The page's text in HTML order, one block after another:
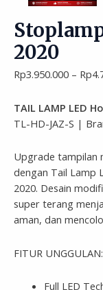
2020
Rp3.950.000 – Rp
TAIL LAMP LED
TL-HD-JAZ-S |
Upgrade tampilan
dengan Tail Lamp
2020. Desain
super terang
aman, dan
FITUR UNGGULAN:
Full LED